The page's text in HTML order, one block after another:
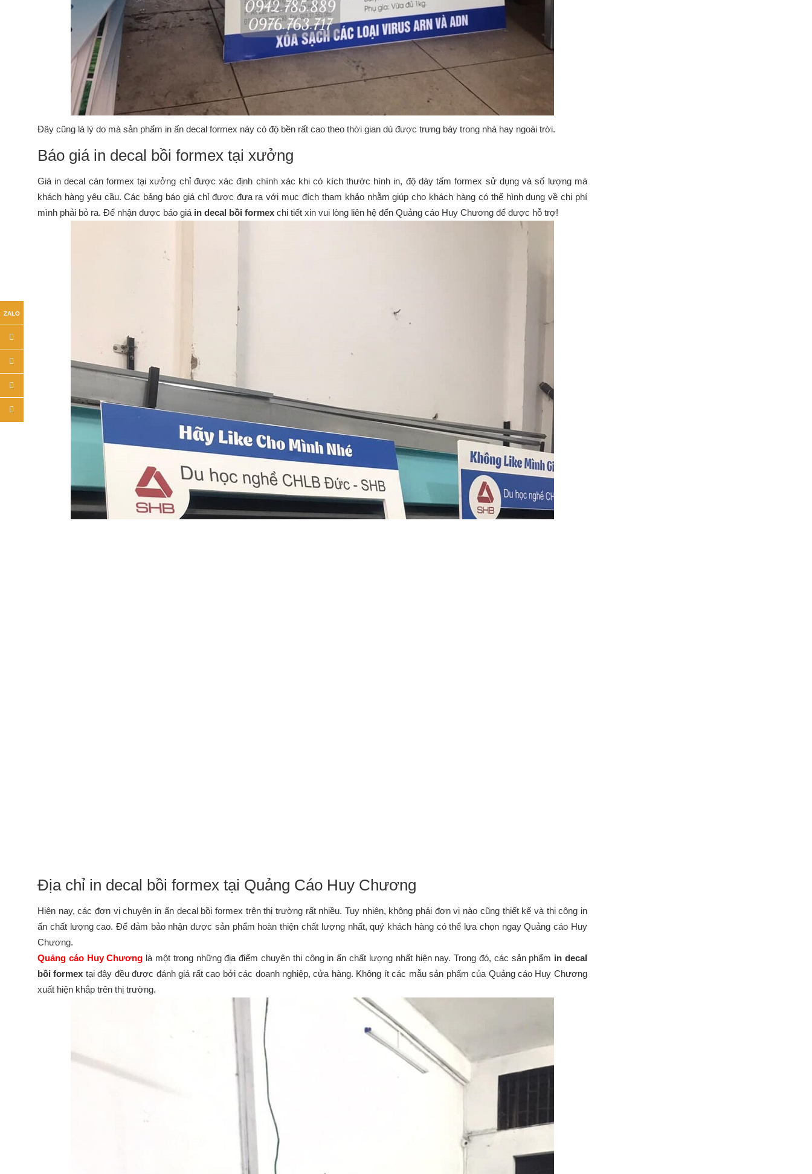
Đây cũng là lý do mà sản phẩm in ấn decal formex này có độ bền rất cao theo thời gian dù được trưng bày trong nhà hay ngoài trời.
Báo giá in decal bồi formex tại xưởng
Giá in decal cán formex tại xưởng chỉ được xác định chính xác khi có kích thước hình in, độ dày tấm formex sử dụng và số lượng mà
khách hàng yêu cầu. Các bảng báo giá chỉ được đưa ra với mục đích tham khảo nhằm giúp cho khách hàng có thể hình dung về chi phí
mình phải bỏ ra. Để nhận được báo giá in decal bồi formex chi tiết xin vui lòng liên hệ đến Quảng cáo Huy Chương để được hỗ trợ!
Địa chỉ in decal bồi formex tại Quảng Cáo Huy Chương
Hiện nay, các đơn vị chuyên in ấn decal bồi formex trên thị trường rất nhiều. Tuy nhiên, không phải đơn vị nào cũng thiết kế và thi công in
ấn chất lượng cao. Để đảm bảo nhận được sản phẩm hoàn thiện chất lượng nhất, quý khách hàng có thể lựa chọn ngay Quảng cáo Huy
Chương.
Quảng cáo Huy Chương là một trong những địa điểm chuyên thi công in ấn chất lượng nhất hiện nay. Trong đó, các sản phẩm in decal
bồi formex tại đây đều được đánh giá rất cao bởi các doanh nghiệp, cửa hàng. Không ít các mẫu sản phẩm của Quảng cáo Huy Chương
xuất hiện khắp trên thị trường.